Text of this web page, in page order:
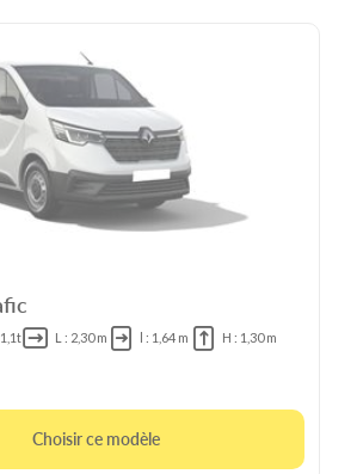
L : 2,30 m l : 1,64 m
H : 1,30 m
Choisir ce modèle